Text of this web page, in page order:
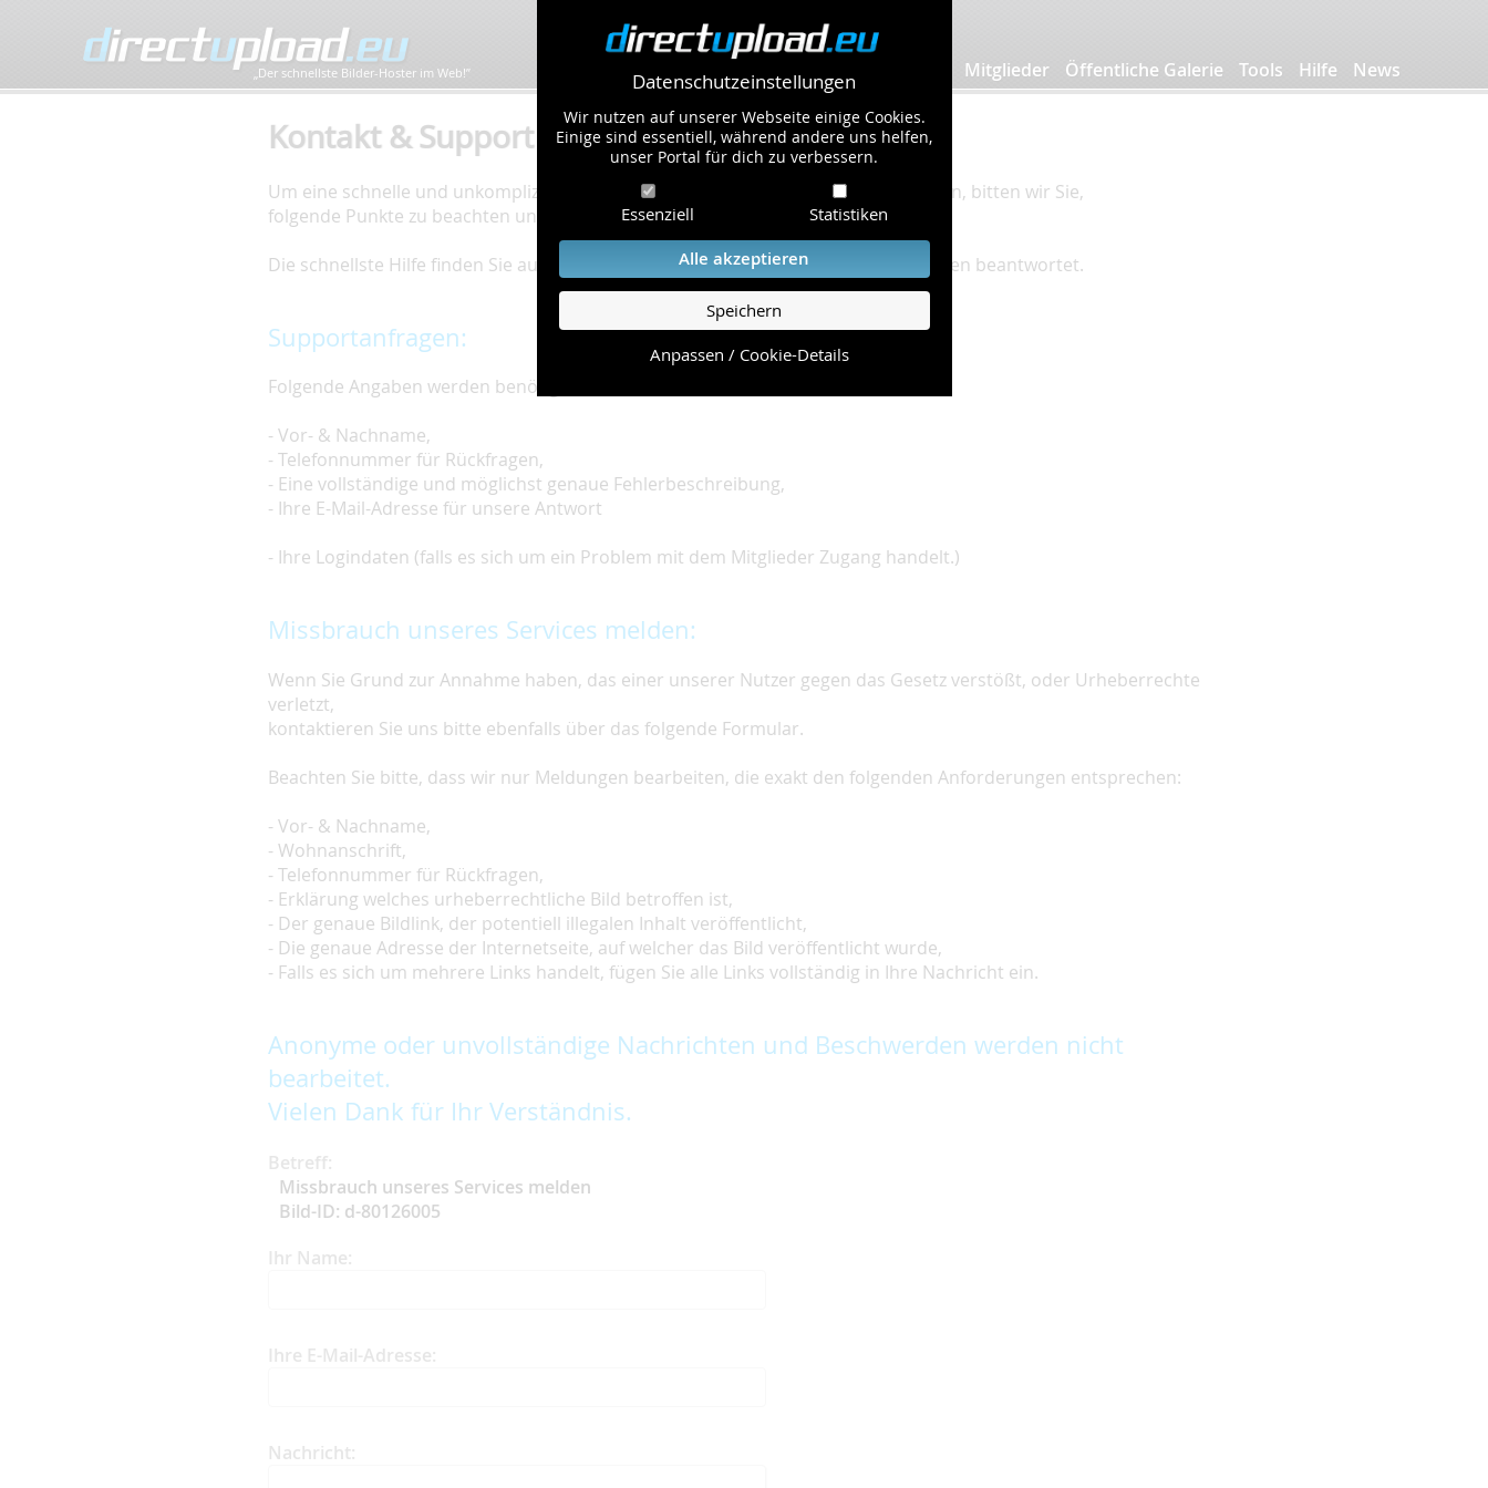
Datenschutzeinstellungen
Wir nutzen auf unserer Webseite einige Cookies.
Einige sind essentiell, während andere uns helfen,
unser Portal für dich zu verbessern.
Essenziell Statistiken
Alle akzeptieren
Speichern
Anpassen / Cookie-Details
„Der schnellste Bilder-Hoster im Web!” Mitglieder Öffentliche Galerie Tools Hilfe News
Kontakt & Support
Um eine schnelle und unkomplizierte Bearbeitung Ihres Problems zu gewährleisten, bitten wir Sie,
folgende Punkte zu beachten und einzuhalten.
Die schnellste Hilfe finden Sie auf unserer
Hilfe Seite, die die häufig gestellten Fragen beantwortet.
Supportanfragen:
Folgende Angaben werden benötigt:
- Vor- & Nachname,
- Telefonnummer für Rückfragen,
- Eine vollständige und möglichst genaue Fehlerbeschreibung,
- Ihre E-Mail-Adresse für unsere Antwort
- Ihre Logindaten (falls es sich um ein Problem mit dem Mitglieder Zugang handelt.)
Missbrauch unseres Services melden:
Wenn Sie Grund zur Annahme haben, das einer unserer Nutzer gegen das Gesetz verstößt, oder Urheberrechte
verletzt,
kontaktieren Sie uns bitte ebenfalls über das folgende Formular.
Beachten Sie bitte, dass wir nur Meldungen bearbeiten, die exakt den folgenden Anforderungen entsprechen:
- Vor- & Nachname,
- Wohnanschrift,
- Telefonnummer für Rückfragen,
- Erklärung welches urheberrechtliche Bild betroffen ist,
- Der genaue Bildlink, der potentiell illegalen Inhalt veröffentlicht,
- Die genaue Adresse der Internetseite, auf welcher das Bild veröffentlicht wurde,
- Falls es sich um mehrere Links handelt, fügen Sie alle Links vollständig in Ihre Nachricht ein.
Anonyme oder unvollständige Nachrichten und Beschwerden werden nicht
bearbeitet.
Vielen Dank für Ihr Verständnis.
Betreff:
Missbrauch unseres Services melden
Bild-ID: d-80126005
Ihr Name:
Ihre E-Mail-Adresse:
Nachricht: